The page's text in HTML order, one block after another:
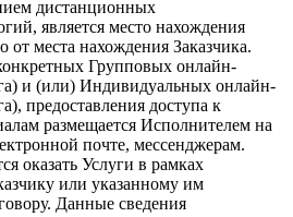
дистанционных
является место нахождения
от места нахождения Заказчика.
Групповых онлайн-
и (или) Индивидуальных онлайн-
предоставления доступа к
размещается Исполнителем на
почте, мессенджерам.
оказать Услуги в рамках
или указанному им
Данные сведения